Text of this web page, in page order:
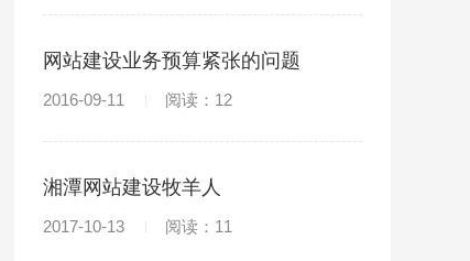
网站建设业务预算紧张的问题
2016-09-11 阅读：12
湘潭网站建设牧羊人
2017-10-13 阅读：11